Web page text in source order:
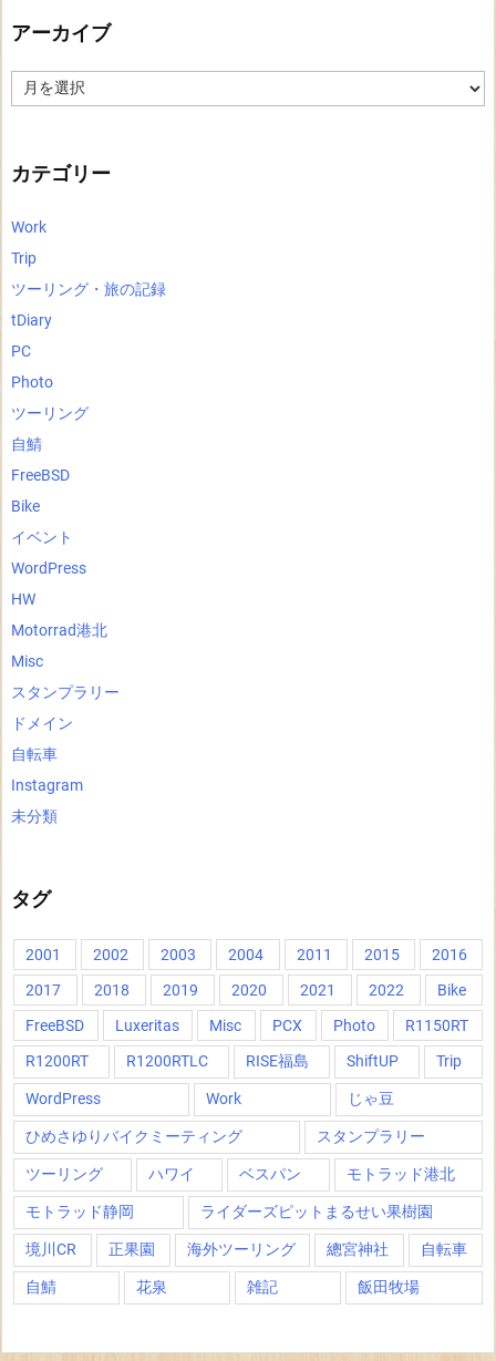
アーカイブ
ー
カテゴリー
Work
Trip
ツーリング・旅の記録
tDiary
PC
Photo
ツーリング
自鯖
FreeBSD
Bike
イベント
WordPress
HW
Motorrad港北
Misc
スタンプラリー
ドメイン
自転車
Instagram
未分類
タグ
2001 2002 2003 2004 2011 2015
2016
2017
2018 2019 2020 2021 2022
Bike
FreeBSD
Luxeritas Misc PCX Photo
R1150RT
R1200RT
R1200RTLC RISE福島 ShiftUP Trip
WordPress Work じゃ豆
ひめさゆりバイクミーティング スタンプラリー
ツーリング ハワイ ベスパン モトラッド港北
モトラッド静岡 ライダーズピットまるせい果樹園
境川CR 正果園 海外ツーリング 總宮神社 自転車
自鯖 花泉 雑記 飯田牧場